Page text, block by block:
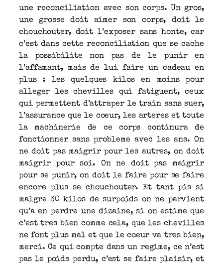
une reconciliation avec son corps. Un gros,
une grosse doit aimer son corps, doit le
chouchouter, doit l’exposer sans honte, car
c’est dans cette reconciliation que se cache
la possibilite non pas de le punir en
l’affamant, mais de lui faire un cadeau en
plus : les quelques kilos en moins pour
alleger les chevilles qui fatiguent, ceux
qui permettent d’attraper le train sans suer,
l’assurance que le coeur, les arteres et toute
la machinerie de ce corps continura de
fonctionner sans probleme avec les ans. On
ne doit pas maigrir pour les autres, on doit
maigrir pour soi. On ne doit pas maigrir
pour se punir, on doit le faire pour se faire
encore plus se chouchouter. Et tant pis si
malgre 30 kilos de surpoids on ne parvient
qu’a en perdre une dizaine, si on estime que
c’est tres bien comme cela, que les chevilles
ne font plus mal et que le coeur va tres bien,
merci. Ce qui compte dans un regime, ce n’est
pas le poids perdu, c’est se faire plaisir, et